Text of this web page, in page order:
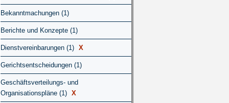
Bekanntmachungen (1)
Berichte und Konzepte (1)
Dienstvereinbarungen (1) X
Gerichtsentscheidungen (1)
Geschäftsverteilungs- und
Organisationspläne (1) X